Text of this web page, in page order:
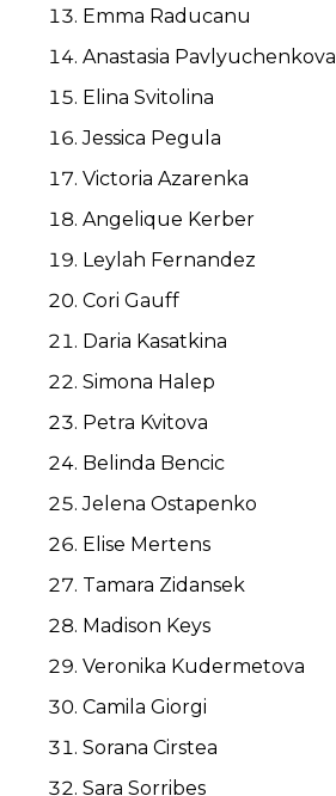
Emma Raducanu
Anastasia Pavlyuchenkova
Elina Svitolina
Jessica Pegula
Victoria Azarenka
Angelique Kerber
Leylah Fernandez
Cori Gauff
Daria Kasatkina
Simona Halep
Petra Kvitova
Belinda Bencic
Jelena Ostapenko
Elise Mertens
Tamara Zidansek
Madison Keys
Veronika Kudermetova
Camila Giorgi
Sorana Cirstea
Sara Sorribes